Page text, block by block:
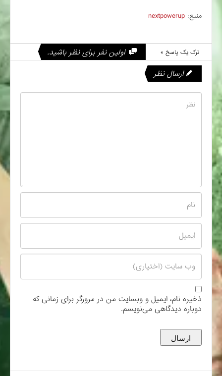
منبع:nextpowerup
اولین نفر برای نظر باشید. ترک یک پاسخ »
ارسال نظر
ذخیره نام، ایمیل و وبسایت من در مرورگر برای زمانی که
دوباره دیدگاهی می‌نویسم.